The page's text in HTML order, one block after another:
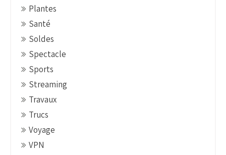
Plantes
Santé
Soldes
Spectacle
Sports
Streaming
Travaux
Trucs
Voyage
VPN